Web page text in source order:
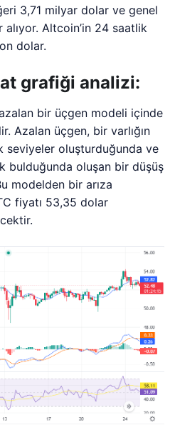
3,71 milyar dolar ve genel
alıyor. Altcoin’in 24 saatlik
dolar.
grafiği analizi:
bir üçgen modeli içinde
Azalan üçgen, bir varlığın
seviyeler oluşturduğunda ve
bulduğunda oluşan bir düşüş
modelden bir arıza
fiyatı 53,35 dolar